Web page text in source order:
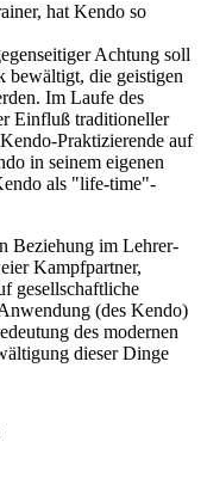
hat Kendo so
Achtung soll
bewältigt, die geistigen
Im Laufe des
Einfluß traditioneller
Praktizierende auf
in seinem eigenen
als "life-time"-
Beziehung im Lehrer-
Kampfpartner,
gesellschaftliche
(des Kendo)
des modernen
dieser Dinge